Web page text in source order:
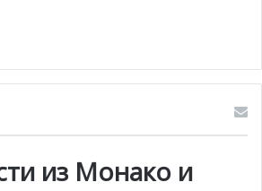
Советом Монако. Отныне лица,
вести свою жизнь вне брака,
о совместной жизни (contract
их права и обязанности.
признании неженатых,
из Монако и